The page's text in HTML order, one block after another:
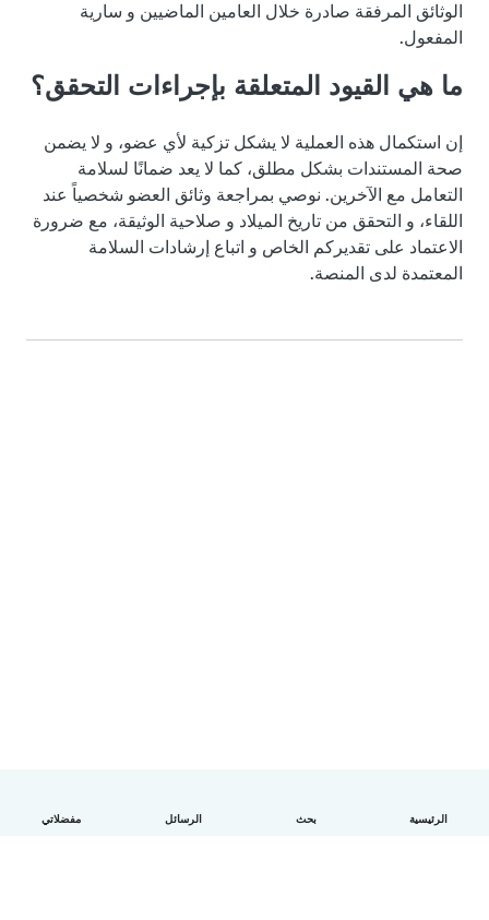
الرئيسية بحث الرسائل مفضلاتي
الوثائق المرفقة صادرة خلال العامين الماضيين و سارية
المفعول.
ما هي القيود المتعلقة بإجراءات التحقق؟
إن استكمال هذه العملية لا يشكل تزكية لأي عضو، و لا يضمن
صحة المستندات بشكل مطلق، كما لا يعد ضمانًا لسلامة
التعامل مع الآخرين. نوصي بمراجعة وثائق العضو شخصياً عند
اللقاء، و التحقق من تاريخ الميلاد و صلاحية الوثيقة، مع ضرورة
الاعتماد على تقديركم الخاص و اتباع إرشادات السلامة
المعتمدة لدى المنصة.